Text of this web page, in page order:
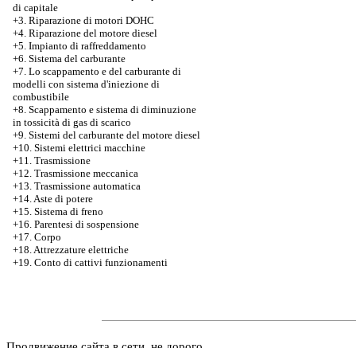
di capitale
+3. Riparazione di motori DOHC
+4. Riparazione del motore diesel
+5. Impianto di raffreddamento
+6. Sistema del carburante
+7. Lo scappamento e del carburante di
modelli con sistema d'iniezione di
combustibile
+8. Scappamento e sistema di diminuzione
in tossicità di gas di scarico
+9. Sistemi del carburante del motore diesel
+10. Sistemi elettrici macchine
+11. Trasmissione
+12. Trasmissione meccanica
+13. Trasmissione automatica
+14. Aste di potere
+15. Sistema di freno
+16. Parentesi di sospensione
+17. Corpo
+18. Attrezzature elettriche
+19. Conto di cattivi funzionamenti